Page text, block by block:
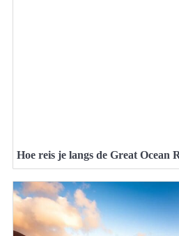
Hoe reis je langs de Great Ocean